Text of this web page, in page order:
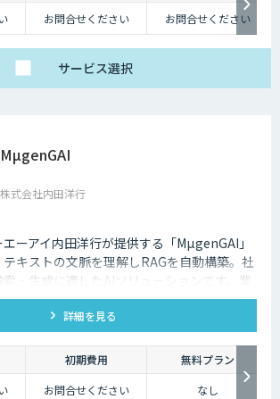
お問合せください お問合せください
サービス選択
MµgenGAI
株式会社内田洋行
ーアイ内田洋行が提供する「MµgenGAI」
キストの文脈を理解しRAGを自動構築。社
索・生成に適したAIソリューションです。業
とナレッジ活用を支援します。
詳細を見る
初期費用
無料プラン
お問合せください なし